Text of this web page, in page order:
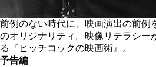
前例のない時代に、映画演出の前例
のオリジナリティ。映像リテラシー
る『ヒッチコックの映画術』。
予告編